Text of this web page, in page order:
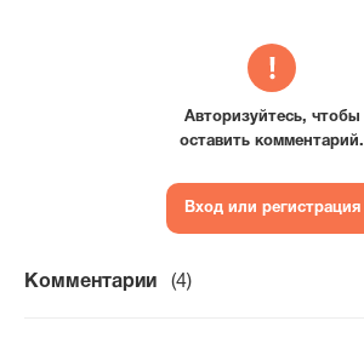
Авторизуйтесь, чтобы
оставить комментарий.
Вход или регистрация
Комментарии (4)